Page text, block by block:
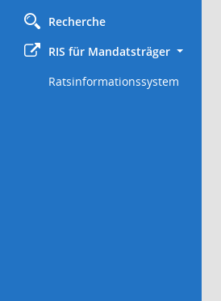
Recherche
RIS für Mandatsträger
Ratsinformationssystem